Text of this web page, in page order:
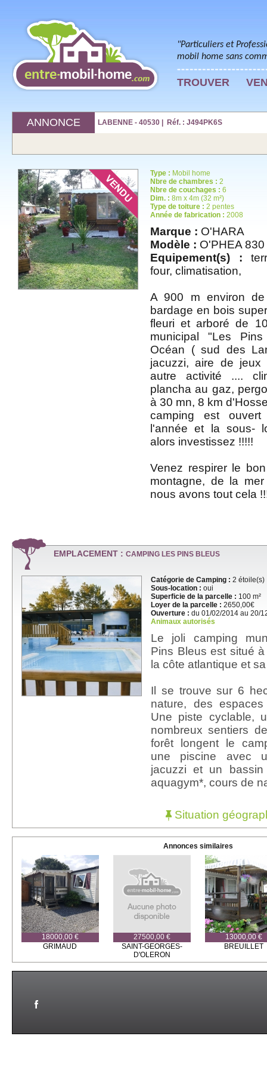
"Particuliers et
mobil home sans
TROUVER
ANNONCE LABENNE - 40530 | Réf. : J494PK6S
Type : Mobil home
Nbre de chambres : 2
Nbre de couchages : 6
Dim. : 8m x 4m (32 m²)
Type de toiture : 2 pentes
Année de fabrication : 2008
Marque : O'HARA
Modèle : O'PHEA 830
Equipement(s) :
four, climatisation,
A 900 m environ
bardage en bois
fleuri et arboré de
municipal "Les
Océan ( sud des
jacuzzi, aire de jeux
autre activité ....
plancha au gaz,
à 30 mn, 8 km
camping est
l'année et la sous-
alors investissez !!!!!
Venez respirer le
montagne, de la
nous avons tout cela
EMPLACEMENT : CAMPING LES PINS BLEUS
Catégorie de Camping : 2 étoile(s)
Sous-location : oui
Superficie de la parcelle : 100 m²
Loyer de la parcelle : 2650,00€
Ouverture : du 01/02/2014 au 20/
Animaux autorisés
Le joli camping
Pins Bleus est situé
la côte atlantique et
Il se trouve sur 6
nature, des
Une piste cyclable,
nombreux sentiers
forêt longent le
une piscine avec
jacuzzi et un
aquagym*, cours de
Situation
Annonces similaires
18000,00 €
GRIMAUD
27500,00 €
SAINT-GEORGES-
D'OLERON
13000,00 €
BREUILLET